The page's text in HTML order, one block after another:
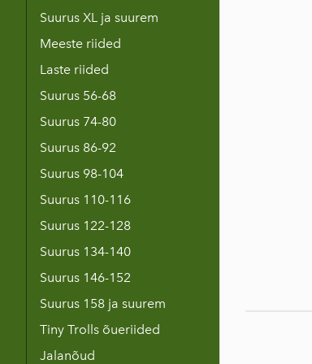
Suurus XL ja suurem
Meeste riided
Laste riided
Suurus 56-68
Suurus 74-80
Suurus 86-92
Suurus 98-104
Suurus 110-116
Suurus 122-128
Suurus 134-140
Suurus 146-152
Suurus 158 ja suurem
Tiny Trolls õueriided
Jalanõud